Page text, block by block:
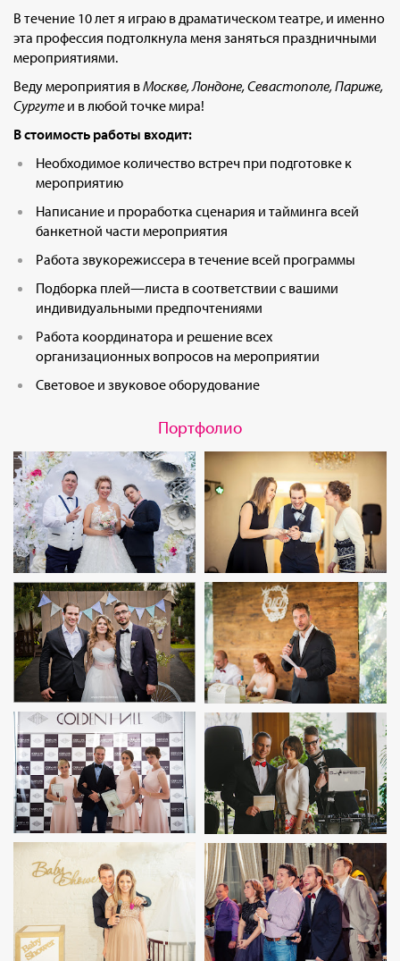
В течение 10 лет я играю в драматическом театре, и именно
эта профессия подтолкнула меня заняться праздничными
мероприятиями.
Веду мероприятия вМоскве, Лондоне, Севастополе, Париже,
Сургуте и в любой точке мира!
В стоимость работы входит:
Необходимое количество встреч при подготовке к
мероприятию
Написание и проработка сценария и тайминга всей
банкетной части мероприятия
Работа звукорежиссера в течение всей программы
Подборка плей—листа в соответствии с вашими
индивидуальными предпочтениями
Работа координатора и решение всех
организационных вопросов на мероприятии
Световое и звуковое оборудование
Портфолио